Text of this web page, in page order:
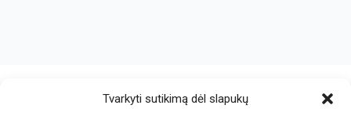
Tvarkyti sutikimą dėl slapukų